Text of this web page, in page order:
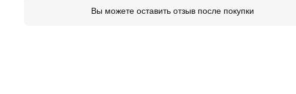
Вы можете оставить отзыв после покупки